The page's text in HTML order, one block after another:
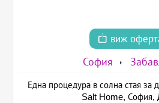
виж
София
Една процедура в солна стая за
Salt Home, София,